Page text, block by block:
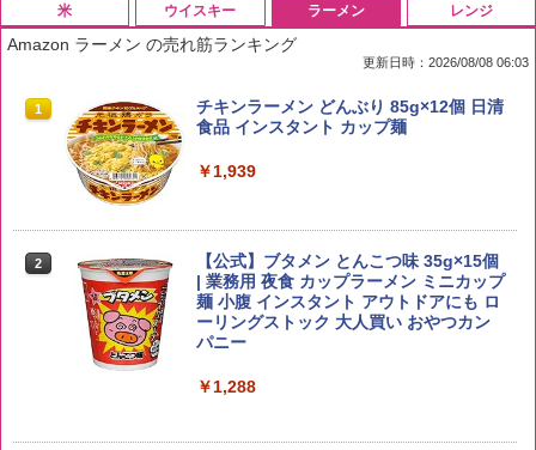
米
1 by Amazon 国産ブレンド米 精米 5kg
2
野沢農産 無洗米 青い流るる コシヒカリ
5kg 長野県産 令和7年産
￥3,980
3 【在庫処分価格】ももたろう印 無洗米 5
ウイスキー
1
ブラックニッカ ニッカ Nikka ウィスキ
ー4000ml ブラックニッカクリア ウヰス
お得 4リットル
角瓶 2700ml サントリー ウイスキー ハ
イボール 大容量
ラーメン
Amazon ラーメン の売れ筋ランキング
更新日時：2026/08/08 06:03
1
チキンラーメン どんぶり 85g×12個 日清
食品 インスタント カップ麺
￥1,939
2
【公式】ブタメン とんこつ味 35g×15個
| 業務用 夜食 カップラーメン ミニカップ
麺 小腹 インスタント アウトドアにも ロ
ーリングストック 大人買い おやつカン
パニー
￥1,288
レンジ